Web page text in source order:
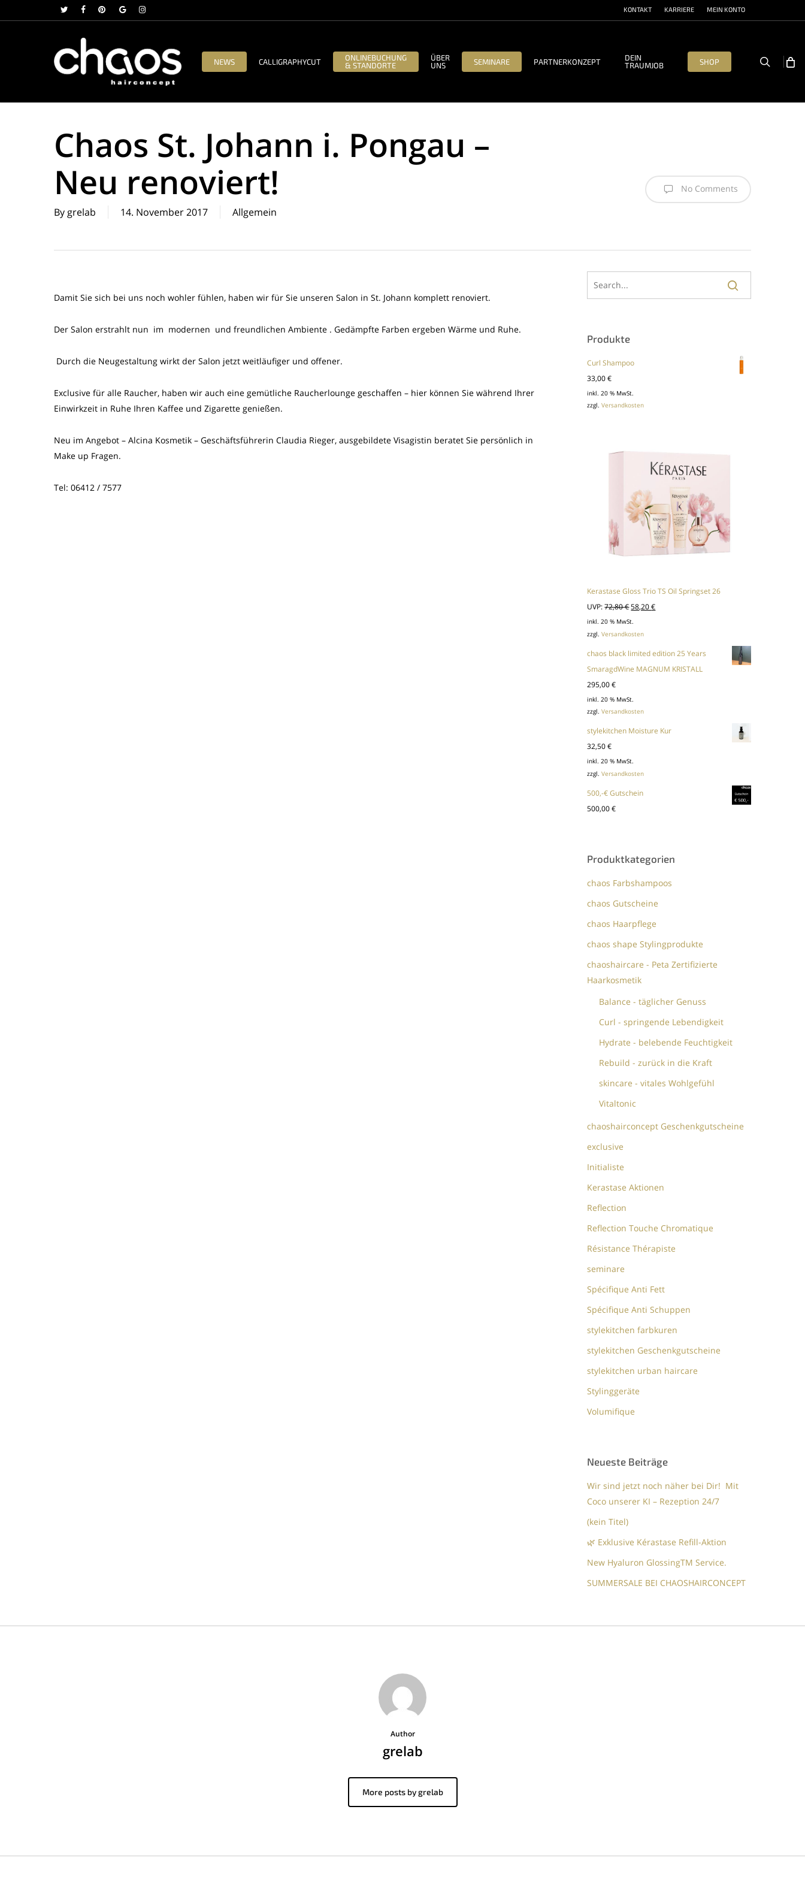
to
twitterfacebookpinterestgoogle-instagram
KONTAKT KARRIERE MEIN KONTO
NEWS CALLIGRAPHYCUT
ONLINEBUCHUNG
& STANDORTE
ÜBER
UNS
SEMINARE PARTNERKONZEPT
DEIN
TRAUMJOB
SHOP search
Chaos St. Johann i. Pongau –
Neu renoviert!
By grelab 14. November 2017 Allgemein
No Comments
Damit Sie sich bei uns noch wohler fühlen, haben wir für Sie unseren Salon in St. Johann komplett renoviert.
Der Salon erstrahlt nun im modernen und freundlichen Ambiente . Gedämpfte Farben ergeben Wärme und Ruhe.
Durch die Neugestaltung wirkt der Salon jetzt weitläufiger und offener.
Exclusive für alle Raucher, haben wir auch eine gemütliche Raucherlounge geschaffen – hier können Sie während Ihrer
Einwirkzeit in Ruhe Ihren Kaffee und Zigarette genießen.
Neu im Angebot – Alcina Kosmetik – Geschäftsführerin Claudia Rieger, ausgebildete Visagistin beratet Sie persönlich in
Make up Fragen.
Tel: 06412 / 7577
Produkte
Curl Shampoo
33,00€
inkl. 20 % MwSt.
zzgl.Versandkosten
Kerastase Gloss Trio TS Oil Springset 26
UVP: 72,80€ Ursprünglicher
Preis
war:
72,80 €
58,20€Aktueller
58,20 €.
inkl. 20 % MwSt.
zzgl.Versandkosten
chaos black limited edition 25 Years
SmaragdWine MAGNUM KRISTALL
295,00€
inkl. 20 % MwSt.
zzgl.Versandkosten
stylekitchen Moisture Kur
32,50€
inkl. 20 % MwSt.
zzgl.Versandkosten
500,-€ Gutschein
500,00€
Produktkategorien
chaos Farbshampoos
chaos Gutscheine
chaos Haarpflege
chaos shape Stylingprodukte
chaoshaircare - Peta Zertifizierte
Haarkosmetik
Balance - täglicher Genuss
Curl - springende Lebendigkeit
Hydrate - belebende Feuchtigkeit
Rebuild - zurück in die Kraft
skincare - vitales Wohlgefühl
Vitaltonic
chaoshairconcept Geschenkgutscheine
exclusive
Initialiste
Kerastase Aktionen
Reflection
Reflection Touche Chromatique
Résistance Thérapiste
seminare
Spécifique Anti Fett
Spécifique Anti Schuppen
stylekitchen farbkuren
stylekitchen Geschenkgutscheine
stylekitchen urban haircare
Stylinggeräte
Volumifique
Neueste Beiträge
Wir sind jetzt noch näher bei Dir! Mit
Coco unserer KI – Rezeption 24/7
(kein Titel)
🌿 Exklusive Kérastase Refill-Aktion
New Hyaluron GlossingTM​ Service.​
SUMMERSALE BEI CHAOSHAIRCONCEPT
Author
grelab
More posts by grelab